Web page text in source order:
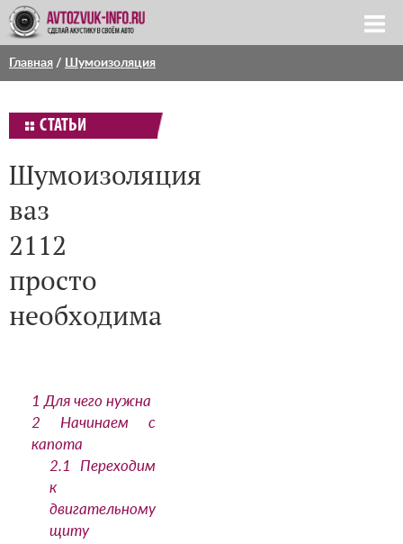
Главная / Шумоизоляция
СТАТЬИ
Шумоизоляция
ваз
2112
просто
необходима
1 Для чего нужна
2 Начинаем с
капота
2.1
Переходим
к
двигательному
щиту